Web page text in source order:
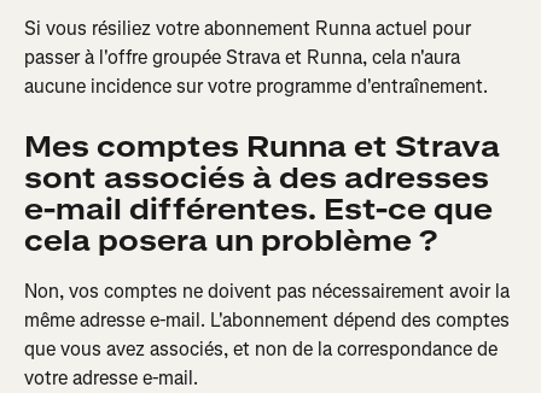
Si vous résiliez votre abonnement Runna actuel pour
passer à l'offre groupée Strava et Runna, cela n'aura
aucune incidence sur votre programme d'entraînement.
Mes comptes Runna et Strava
sont associés à des adresses
e-mail différentes. Est-ce que
cela posera un problème ?
Non, vos comptes ne doivent pas nécessairement avoir la
même adresse e-mail. L'abonnement dépend des comptes
que vous avez associés, et non de la correspondance de
votre adresse e-mail.